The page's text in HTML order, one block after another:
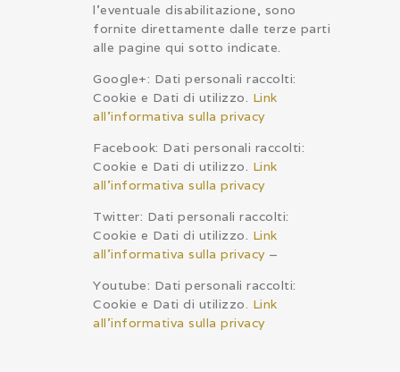
l’eventuale disabilitazione, sono
fornite direttamente dalle terze parti
alle pagine qui sotto indicate.
Google+: Dati personali raccolti:
Cookie e Dati di utilizzo. Link
all’informativa sulla privacy
Facebook: Dati personali raccolti:
Cookie e Dati di utilizzo. Link
all’informativa sulla privacy
Twitter: Dati personali raccolti:
Cookie e Dati di utilizzo. Link
all’informativa sulla privacy–
Youtube: Dati personali raccolti:
Cookie e Dati di utilizzo. Link
all’informativa sulla privacy